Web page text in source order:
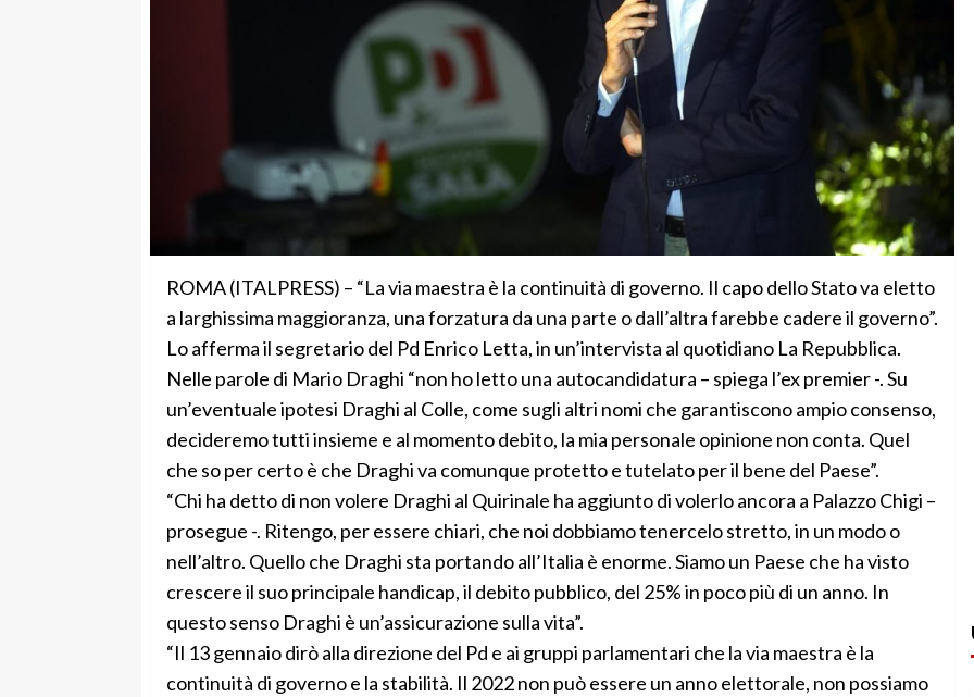
ROMA (ITALPRESS) – “La via maestra è la continuità di governo. Il capo dello Stato va eletto
a larghissima maggioranza, una forzatura da una parte o dall’altra farebbe cadere il governo”.
Lo afferma il segretario del Pd Enrico Letta, in un’intervista al quotidiano La Repubblica.
Nelle parole di Mario Draghi “non ho letto una autocandidatura – spiega l’ex premier -. Su
un’eventuale ipotesi Draghi al Colle, come sugli altri nomi che garantiscono ampio consenso,
decideremo tutti insieme e al momento debito, la mia personale opinione non conta. Quel
che so per certo è che Draghi va comunque protetto e tutelato per il bene del Paese”.
“Chi ha detto di non volere Draghi al Quirinale ha aggiunto di volerlo ancora a Palazzo Chigi –
prosegue -. Ritengo, per essere chiari, che noi dobbiamo tenercelo stretto, in un modo o
nell’altro. Quello che Draghi sta portando all’Italia è enorme. Siamo un Paese che ha visto
crescere il suo principale handicap, il debito pubblico, del 25% in poco più di un anno. In
questo senso Draghi è un’assicurazione sulla vita”.
“Il 13 gennaio dirò alla direzione del Pd e ai gruppi parlamentari che la via maestra è la
continuità di governo e la stabilità. Il 2022 non può essere un anno elettorale, non possiamo